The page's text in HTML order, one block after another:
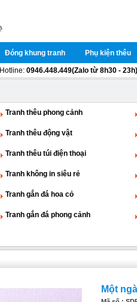
Đóng khung tranh Phụ kiện thêu
Hotline: 0946.448.449(Zalo từ 8h30 - 23h)
Tranh thêu phong cảnh
Tranh thêu động vật
Tranh thêu túi điện thoại
Tranh không in siêu rẻ
Tranh gắn đá hoa cỏ
Tranh gắn đá phong cảnh
Một